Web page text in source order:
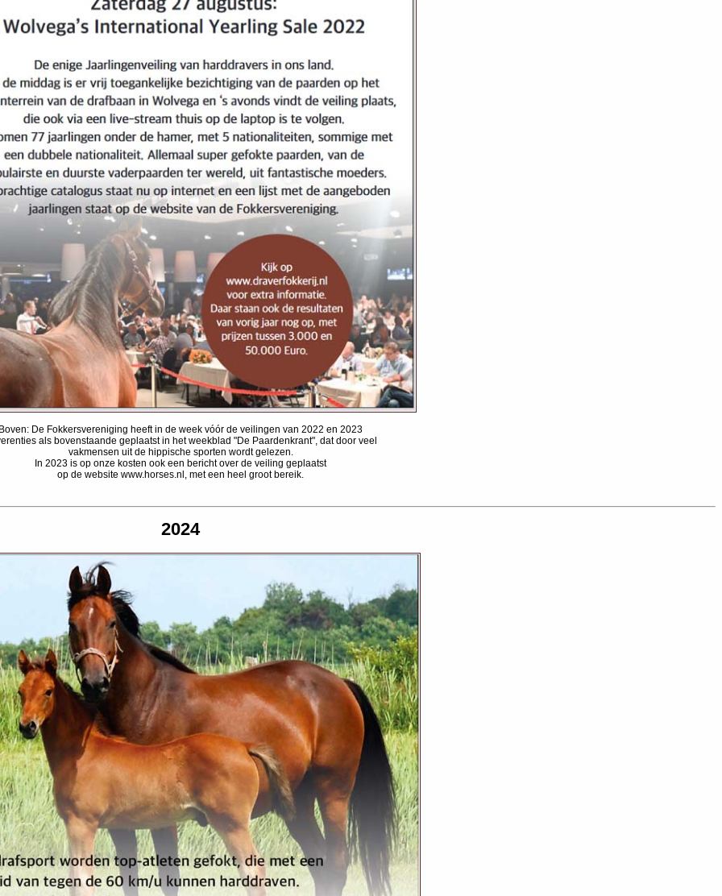
De Fokkersvereniging heeft in de week vóór de veilingen van 2022 en 2023
als bovenstaande geplaatst in het weekblad "De Paardenkrant", dat door veel
vakmensen uit de hippische sporten wordt gelezen.
In 2023 is op onze kosten ook een bericht over de veiling geplaatst
op de website www.horses.nl, met een heel groot bereik.
2024